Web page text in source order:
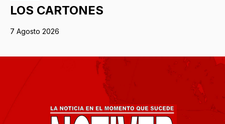
LOS CARTONES
7 Agosto 2026